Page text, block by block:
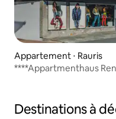
Appartement ⋅ Rauris
****Appartmenthaus
Destinations à